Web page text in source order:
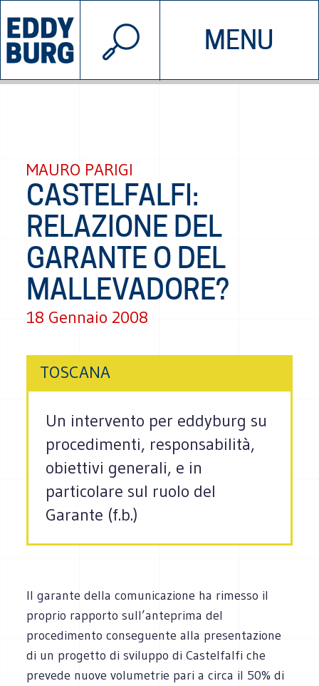
MENU
INIZIATIVE CHI SIAMO
© 2026 EDDYBURG
MAURO PARIGI
CASTELFALFI:
RELAZIONE DEL
GARANTE O DEL
MALLEVADORE?
18 Gennaio 2008
TOSCANA
Un intervento per eddyburg su
procedimenti, responsabilità,
obiettivi generali, e in
particolare sul ruolo del
Garante (f.b.)
Il garante della comunicazione ha rimesso il
proprio rapporto sull’anteprima del
procedimento conseguente alla presentazione
di un progetto di sviluppo di Castelfalfi che
prevede nuove volumetrie pari a circa il 50% di